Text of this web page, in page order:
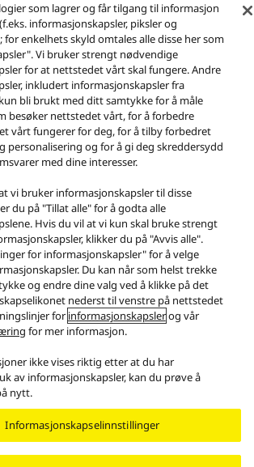
Class Grand Class – G700-serien
YouTube
Instagram
Personvernpolicy
Kontakt oss
informasjonskapsler
Legal Guarantee
Area/Country
© 2026 Panasonic All rights reserved.
som lagrer og får tilgang til informasjon
informasjonskapsler, piksler og
enkelhets skyld omtales alle disse her som
Vi bruker strengt nødvendige
for at nettstedet vårt skal fungere. Andre
inkludert informasjonskapsler fra
bli brukt med ditt samtykke for å måle
besøker nettstedet vårt, for å forbedre
vårt fungerer for deg, for å tilby forbedret
personalisering og for å gi deg skreddersydd
med dine interesser.
vi bruker informasjonskapsler til disse
du på "Tillat alle" for å godta alle
Hvis du vil at vi kun skal bruke strengt
klikker du på "Avvis alle".
for informasjonskapsler" for å velge
Du kan når som helst trekke
og endre dine valg ved å klikke på det
nederst til venstre på nettstedet
forinformasjonskapslerog vår
for mer informasjon.
ikke vises riktig etter at du har
av informasjonskapsler, kan du prøve å
nytt.
Informasjonskapselinnstillinger